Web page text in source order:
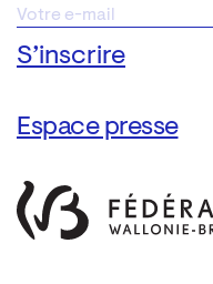
Espace presse